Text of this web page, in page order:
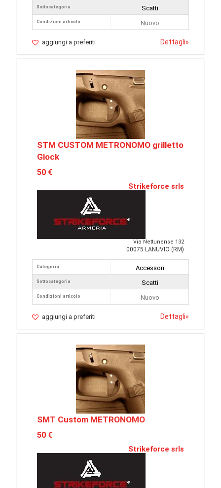
Sottocategoria
Condizioni articolo
Scatti
Nuovo
aggiungi a preferiti Dettagli»
STM CUSTOM METRONOMO grilletto
Glock
50 €
Strikeforce srls
Via Nettunense 132
00075 LANUVIO (RM)
Categoria
Sottocategoria
Condizioni articolo
Accessori
Scatti
Nuovo
aggiungi a preferiti Dettagli»
SMT Custom METRONOMO
50 €
Strikeforce srls